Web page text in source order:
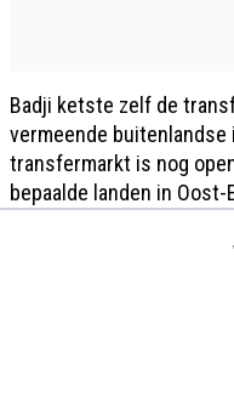
Badji ketste zelf de
vermeende
transfermarkt is nog
bepaalde landen in Oost-